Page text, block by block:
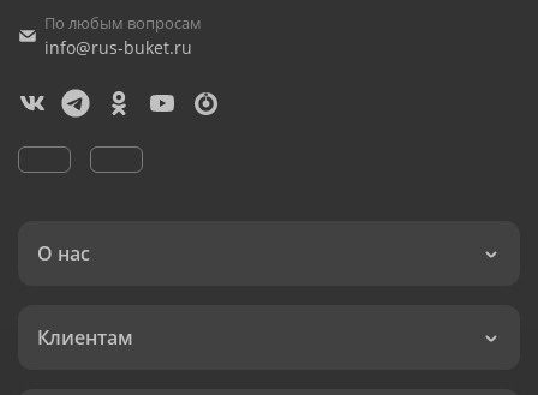
По любым вопросам
info@rus-buket.ru
О нас
Клиентам